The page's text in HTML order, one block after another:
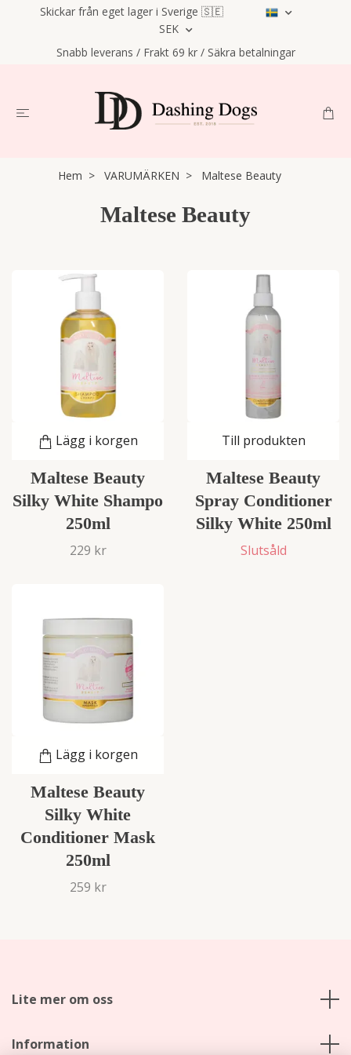
Skickar från eget lager i Sverige 🇸🇪
SEK
Snabb leverans / Frakt 69 kr / Säkra betalningar
Hem VARUMÄRKEN Maltese Beauty
Maltese Beauty
Lägg i korgen
Maltese Beauty
Silky White Shampo
250ml
229 kr
Till produkten
Maltese Beauty
Spray Conditioner
Silky White 250ml
Slutsåld
Lägg i korgen
Maltese Beauty
Silky White
Conditioner Mask
250ml
259 kr
Lite mer om oss
Information